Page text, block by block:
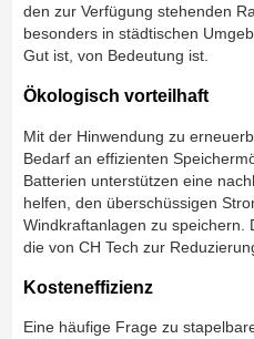
den zur Verfügung stehenden
besonders in städtischen
Gut ist, von Bedeutung ist.
Ökologisch vorteilhaft
Mit der Hinwendung zu
Bedarf an effizienten
Batterien unterstützen eine
helfen, den überschüssigen
Windkraftanlagen zu speichern.
die von CH Tech zur
Kosteneffizienz
Eine häufige Frage zu